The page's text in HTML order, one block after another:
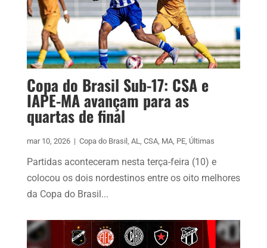
Copa do Brasil Sub-17: CSA e
IAPE-MA avançam para as
quartas de final
mar 10, 2026 | Copa do Brasil , AL, CSA, MA, PE, Últimas
Partidas aconteceram nesta terça-feira (10) e
colocou os dois nordestinos entre os oito melhores
da Copa do Brasil...